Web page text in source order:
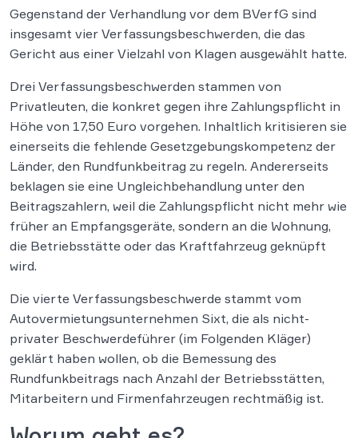
Gegenstand der Verhandlung vor dem BVerfG sind
insgesamt vier Verfassungsbeschwerden, die das
Gericht aus einer Vielzahl von Klagen ausgewählt hatte.
Drei Verfassungsbeschwerden stammen von
Privatleuten, die konkret gegen ihre Zahlungspflicht in
Höhe von 17,50 Euro vorgehen. Inhaltlich kritisieren sie
einerseits die fehlende Gesetzgebungskompetenz der
Länder, den Rundfunkbeitrag zu regeln. Andererseits
beklagen sie eine Ungleichbehandlung unter den
Beitragszahlern, weil die Zahlungspflicht nicht mehr wie
früher an Empfangsgeräte, sondern an die Wohnung,
die Betriebsstätte oder das Kraftfahrzeug geknüpft
wird.
Die vierte Verfassungsbeschwerde stammt vom
Autovermietungsunternehmen Sixt, die als nicht-
privater Beschwerdeführer (im Folgenden Kläger)
geklärt haben wollen, ob die Bemessung des
Rundfunkbeitrags nach Anzahl der Betriebsstätten,
Mitarbeitern und Firmenfahrzeugen rechtmäßig ist.